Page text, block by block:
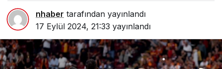
nhaber tarafından yayınlandı
17 Eylül 2024, 21:33 yayınlandı